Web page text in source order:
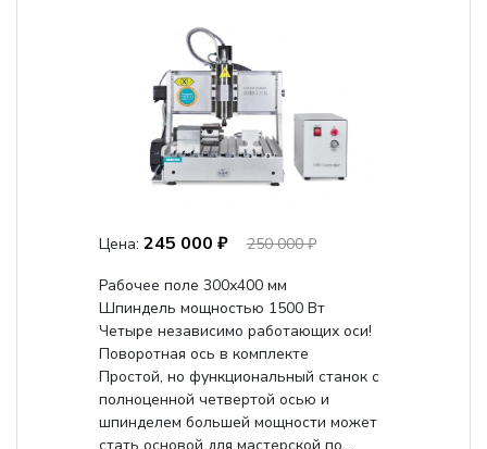
Цена: 245 000 ₽
250 000 ₽
Рабочее поле 300х400 мм
Шпиндель мощностью 1500 Вт
Четыре независимо работающих оси!
Поворотная ось в комплекте
Простой, но функциональный станок с
полноценной четвертой осью и
шпинделем большей мощности может